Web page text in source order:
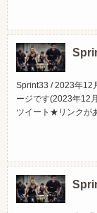
す。≫レスミルズプ
頂く場合、横向きに
Sprint33 / 2023年12
ージです(2023年12
ツイート★リンクが
ます。 ＊原曲です
す。≫レスミルズプ
頂く場合、横向きに